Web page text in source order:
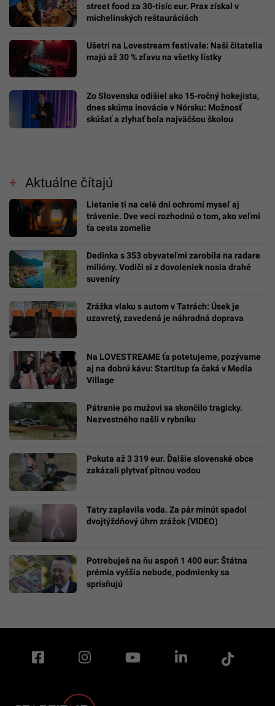
street food za 30-tisíc eur. Prax získal v
michelinských reštauráciách
Ušetri na Lovestream festivale: Naši čitatelia
majú až 30 % zľavu na všetky lístky
Zo Slovenska odišiel ako 15-ročný hokejista,
dnes skúma inovácie v Nórsku: Možnosť
skúšať a zlyhať bola najväčšou školou
Aktuálne čítajú
Lietanie ti na celé dni ochromí myseľ aj
trávenie. Dve veci rozhodnú o tom, ako veľmi
ťa cesta zomelie
Dedinka s 353 obyvateľmi zarobila na radare
milióny. Vodiči si z dovoleniek nosia drahé
suveníry
Zrážka vlaku s autom v Tatrách: Úsek je
uzavretý, zavedená je náhradná doprava
Na LOVESTREAME ťa potetujeme, pozývame
aj na dobrú kávu: Startitup ťa čaká v Media
Village
Pátranie po mužovi sa skončilo tragicky.
Nezvestného našli v rybníku
Pokuta až 3 319 eur. Ďalšie slovenské obce
zakázali plytvať pitnou vodou
Tatry zaplavila voda. Za pár minút spadol
dvojtýždňový úhrn zrážok (VIDEO)
Potrebuješ na ňu aspoň 1 400 eur: Štátna
prémia vyššia nebude, podmienky sa
sprísňujú